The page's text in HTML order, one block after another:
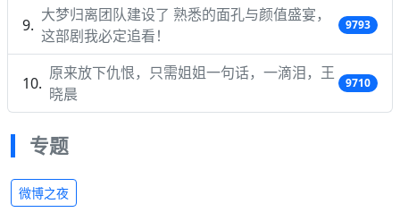
大梦归离团队建设了 熟悉的面孔与颜值盛宴，
这部剧我必定追看！
9793
原来放下仇恨，只需姐姐一句话，一滴泪，王
晓晨
9710
专题
微博之夜